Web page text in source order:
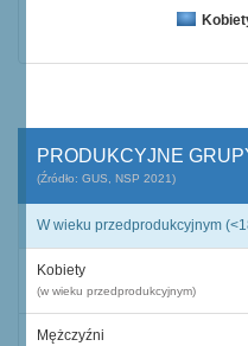
PRODUKCYJNE
(Źródło: GUS, NSP 2021)
W wieku przedprodukcyjnym
Kobiety
(w wieku przedprodukcyjnym)
Mężczyźni